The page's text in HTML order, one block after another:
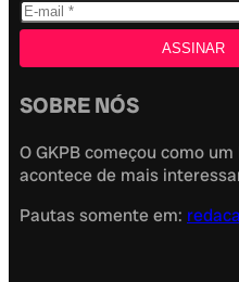
SOBRE NÓS
O GKPB começou como
acontece de mais
Pautas somente em: